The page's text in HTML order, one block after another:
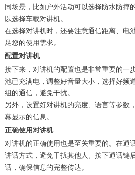
同场景，比如户外活动可以选择防水防摔
以选择车载对讲机。
在选择对讲机时，还要注意通信距离、电
足您的使用需求。
配置对讲机
接下来，对讲机的配置也是非常重要的一
池已充满电，调整好音量大小，选择好频
组的通信，避免干扰。
另外，设置好对讲机的亮度、语言等参数
幕显示的信息。
正确使用对讲机
对讲机的正确使用也是至关重要的。在通
讲话方式，避免干扰其他人。按下通话键
话，确保信息的完整传达。